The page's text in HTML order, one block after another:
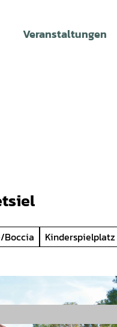
Veranstaltungen
Boccia Kinderspielplatz